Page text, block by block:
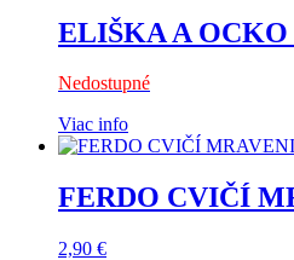
ELIŠKA A
Nedostupné
Viac info
FERDO CVIČÍ
2,90 €